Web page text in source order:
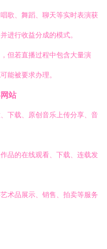
唱歌、舞蹈、聊天等实时表演获
进行收益分成的模式。
但若直播过程中包含大量演
能被要求办理。
站
下载、原创音乐上传分享、音
作品的在线观看、下载、连载发
艺术品展示、销售、拍卖等服务